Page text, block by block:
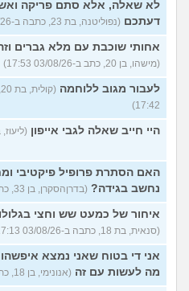
לא שאלה, אלא סתם פריקה
דעתכם (נפוליטנה, בת 23, כתבה ב-03/08/26 18:04)
אחותי שוכבת עם מלא גברים
(מישהו, בן 20, כתב ב-03/08/26 17:53)
לעבור מגוב ללוחמה
17:42)
היי חייב שאלה לגבי אייפון (ליעוז, בן 28, כתב ב-03/08/
האם הסתרת פרופיל פיקטיבי
נחשב בגידה? (בדרןהסקרן, בן 33, כתב ב-03/08/26 17:24)
איחור של כמעט שש וחצי
(סנאית, בת 18, כתבה ב-03/08/26 17:13)
אני די בטוח שאני נמצא
מה לעשות עם זה (אנונימי, בן 18, כתב ב-03/08/26 17:02)